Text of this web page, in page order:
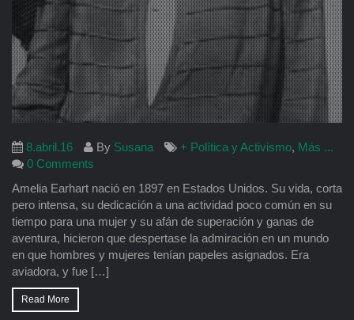
8.abril.16 By Susana + Política y Activismo, Más ...
0 Comments
Amelia Earhart nació en 1897 en Estados Unidos. Su vida, corta
pero intensa, su dedicación a una actividad poco común en su
tiempo para una mujer y su afán de superación y ganas de
aventura, hicieron que despertase la admiración en un mundo
en que hombres y mujeres tenían papeles asignados. Era
aviadora, y fue […]
Read More